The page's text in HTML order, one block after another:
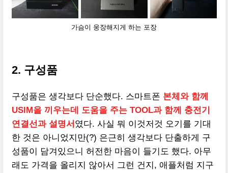
가슴이 웅장해지게 하는 포장
2. 구성품
구성품은 생각보다 단순했다. 스마트폰 본체와 함께
USIM을 끼우는데 도움을 주는 TOOL과 함께 충전기
연결선과 설명서 였다. 사실 뭐 이것저것 오기를 기대
한 것은 아니었지만(?) 은근히 생각보다 단출하게 구
성품이 담겨있으니 허전한 마음이 들기도 했다. 아무
래도 가격을 올리지 않아서 그런 건지, 애플처럼 지구